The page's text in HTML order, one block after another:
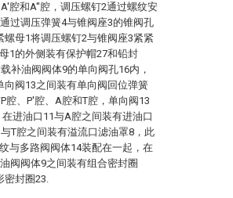
腔和A′′腔，调压螺钉2通过螺纹安
过调压弹簧4与锥阀座3的锥阀孔
螺母1将调压螺钉2与锥阀座3紧紧
1的外侧装有保护帽27和铅封
补油阀阀体9的单向阀孔16内，
向阀13之间装有单向阀回位弹簧
腔、P′腔、A腔和T腔，单向阀13
在进油口11与A腔之间装有进油口
T腔之间装有溢流口滤油罩8，此
与多路阀阀体14装配在一起，在
阀阀体9之间装有组合密封圈
密封圈23.